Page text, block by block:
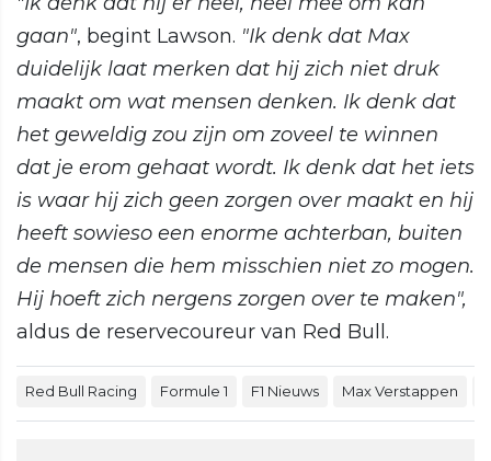
gaan", begint Lawson. "Ik denk dat Max
duidelijk laat merken dat hij zich niet druk
maakt om wat mensen denken. Ik denk dat
het geweldig zou zijn om zoveel te winnen
dat je erom gehaat wordt. Ik denk dat het iets
is waar hij zich geen zorgen over maakt en hij
heeft sowieso een enorme achterban, buiten
de mensen die hem misschien niet zo mogen.
Hij hoeft zich nergens zorgen over te maken",
aldus de reservecoureur van Red Bull.
Red Bull Racing Formule 1 F1 Nieuws Max Verstappen